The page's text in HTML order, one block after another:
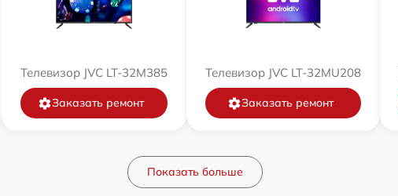
Телевизор JVC LT-32M385
Заказать ремонт
Телевизор JVC LT-32MU208
Заказать ремонт
Показать больше